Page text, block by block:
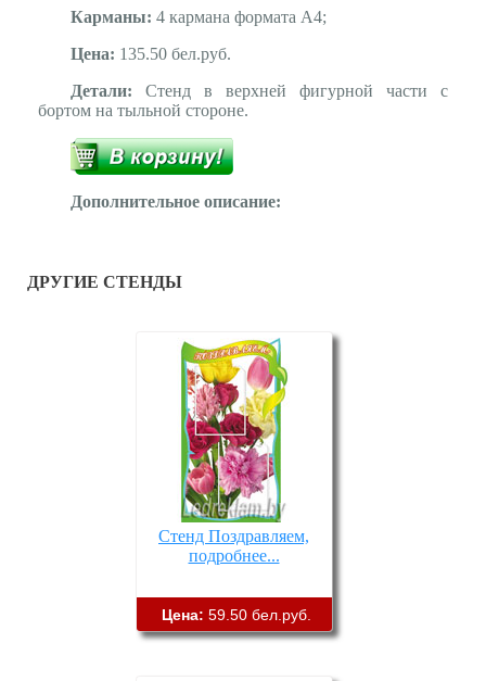
Карманы: 4 кармана формата А4;
Цена: 135.50 бел.руб.
Детали: Стенд в верхней фигурной части с
бортом на тыльной стороне.
Дополнительное описание:
ДРУГИЕ СТЕНДЫ
Стенд Поздравляем,
подробнее...
Цена: 59.50 бел.руб.